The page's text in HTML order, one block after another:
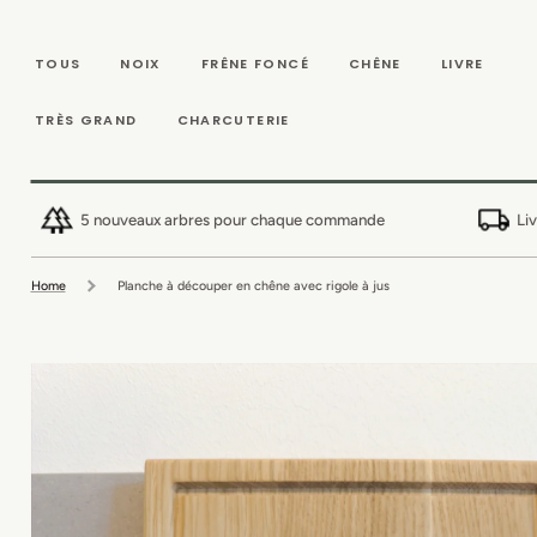
TOUS
NOIX FRÊNE FONCÉ CHÊNE LIVRE
TRÈS GRAND CHARCUTERIE
5 nouveaux arbres pour chaque commande
Home Planche à découper en chêne avec rigole à jus